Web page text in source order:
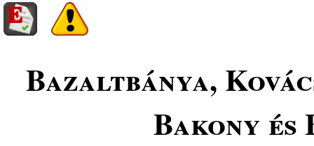
Bazaltbánya,
Bakony